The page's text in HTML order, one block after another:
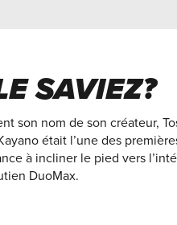
SAVIEZ?
son nom de son créateur,
était l’une des
à incliner le pied vers
DuoMax.